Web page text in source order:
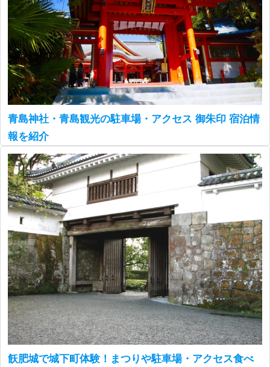
青島神社・青島観光の駐車場・アクセス 御朱印 宿泊情
報を紹介
飫肥城で城下町体験！まつりや駐車場・アクセス食べ